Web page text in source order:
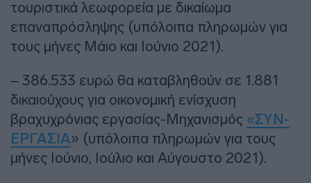
τουριστικά λεωφορεία με δικαίωμα
επαναπρόσληψης (υπόλοιπα πληρωμών για
τους μήνες Μάιο και Ιούνιο 2021).
– 386.533 ευρώ θα καταβληθούν σε 1.881
δικαιούχους για οικονομική ενίσχυση
βραχυχρόνιας εργασίας-Μηχανισμός «ΣΥΝ-
ΕΡΓΑΣΙΑ» (υπόλοιπα πληρωμών για τους
μήνες Ιούνιο, Ιούλιο και Αύγουστο 2021).